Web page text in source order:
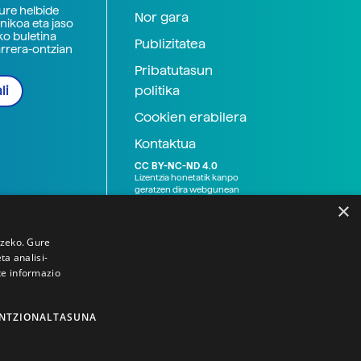
helbide
eta jaso
buletina
ontzian
Nor gara
Publizitatea
Pribatutasun
politika
Cookien erabilera
Kontaktua
CC BY-NC-ND 4.0
Lizentzia honetatik kanpo
geratzen dira webgunean
×
Gure
analisi-
informazio